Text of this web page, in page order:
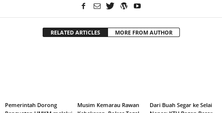
RELATED ARTICLES MORE FROM AUTHOR
Pemerintah Dorong
Musim Kemarau Rawan
Dari Buah Segar ke Selai